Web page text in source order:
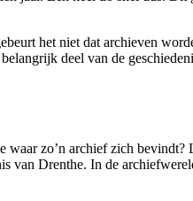
het niet dat archieven
deel van de
zo’n archief zich
van Drenthe. In de